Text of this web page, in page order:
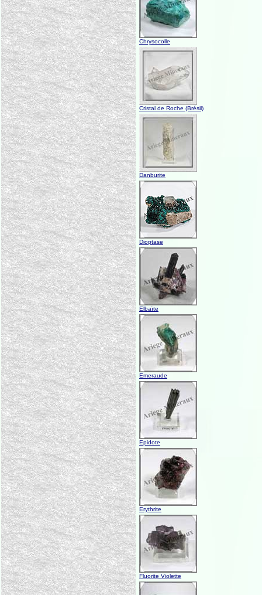
Chrysocolle
Cristal de Roche (Brésil)
Danburite
Dioptase
Elbaïte
Emeraude
Epidote
Erythrite
Fluorite Violette